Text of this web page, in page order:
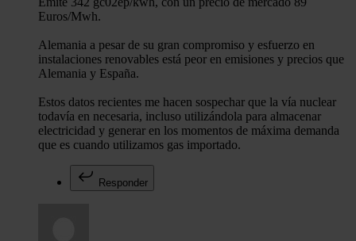
Euros/Mwh.
Alemania a pesar de su gran compromiso y esfuerzo en
instalaciones renovables está peor en emisiones y precios que
Alemania y España.
Estos datos recientes me hacen sospechar que la vía nuclear
todavía en necesaria, incluso utilizándola para almacenar
electricidad y generar en los momentos de máxima demanda
que es cuando utilizamos gas importado.
Responder